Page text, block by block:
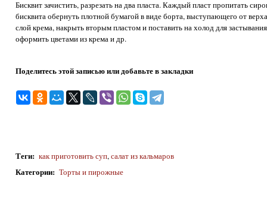
Бисквит зачистить, разрезать на два пласта. Каждый пласт пропитать
бисквита обернуть плотной бумагой в виде борта, выступающего от
слой крема, накрыть вторым пластом и поставить на холод для
оформить цветами из крема и др.
Поделитесь этой записью или добавьте в закладки
Теги: как приготовить суп,салат из кальмаров
Категории: Торты и пирожные